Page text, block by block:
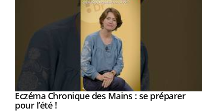
Youtube
Eczéma Chronique des Mains : se préparer
pour l’été !Youtube